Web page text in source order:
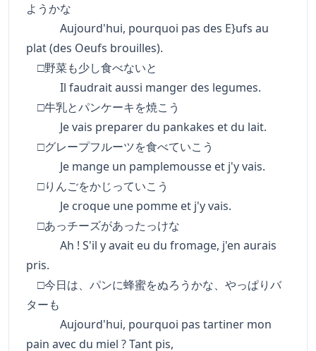
ようかな
Aujourd'hui, pourquoi pas des E}ufs au
plat (des Oeufs brouilles).
□野菜も少し食べないと
Il faudrait aussi manger des legumes.
□牛乳とパンケーキを焼こう
Je vais preparer du pankakes et du lait.
□グレープフルーツを食べていこう
Je mange un pamplemousse et j'y vais.
□りんごをかじっていこう
Je croque une pomme et j'y vais.
□あっチーズがあったっけな
Ah ! S'il y avait eu du fromage, j'en aurais
pris.
□今日は、パンに蜂蜜をぬろうかな、やっぱりバ
ターも
Aujourd'hui, pourquoi pas tartiner mon
pain avec du miel ? Tant pis,